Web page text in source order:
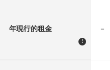
年現行的租金
!
－